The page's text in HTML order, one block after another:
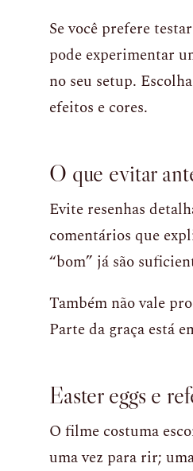
Se você prefere
pode experimentar
no seu setup.
efeitos e cores.
O que evitar
Evite resenhas
comentários que
“bom” já são
Também não vale
Parte da graça está
Easter eggs e
O filme costuma
uma vez para rir;